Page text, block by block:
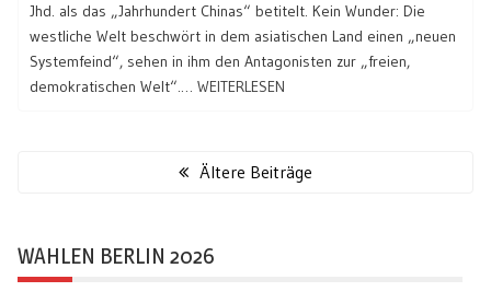
Jhd. als das „Jahrhundert Chinas“ betitelt. Kein Wunder: Die
westliche Welt beschwört in dem asiatischen Land einen „neuen
Systemfeind“, sehen in ihm den Antagonisten zur „freien,
demokratischen Welt“.… WEITERLESEN
Ältere Beiträge
WAHLEN BERLIN 2026